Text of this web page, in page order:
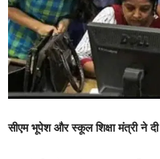
सीएम भूपेश औरस्‍कूल शिक्षा मंत्री ने